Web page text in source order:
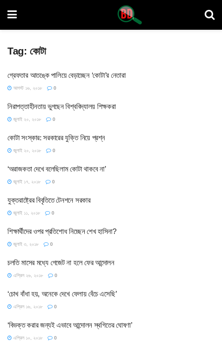
Tag: কোটা
গ্রেফতার আতঙ্কে পালিয়ে বেড়াচ্ছেন ‘কোটা’র নেতারা
আগস্ট ১৬, ২০১৮ 0
নিরাপত্তাহীনতায় ভুগছেন বিশ্ববিদ্যালয় শিক্ষকরা
জুলাই ২০, ২০১৮ 0
কোটা সংস্কার: সরকারের যুক্তি নিয়ে প্রশ্ন
জুলাই ২০, ২০১৮ 0
‘অরাজকতা দেখে বলেছিলাম কোটা থাকবে না’
জুলাই ১৭, ২০১৮ 0
যুক্তরাষ্ট্রের বিবৃতিতে টেনশনে সরকার
জুলাই ১১, ২০১৮ 0
শিক্ষার্থীদের ওপর প্রতিশোধ নিচ্ছেন শেখ হাসিনা?
জুলাই ৩, ২০১৮ 0
চলতি মাসের মধ্যে গেজেট না হলে ফের আন্দোলন
এপ্রিল ২৬, ২০১৮ 0
‘চোখ বাঁধা হয়, অনেকে দেখে ফেলায় বেঁচে এসেছি’
এপ্রিল ১৬, ২০১৮ 0
‘বিভক্ত করার জন্যই এভাবে আন্দোলন স্থগিতের ঘোষণা’
এপ্রিল ১০, ২০১৮ 0